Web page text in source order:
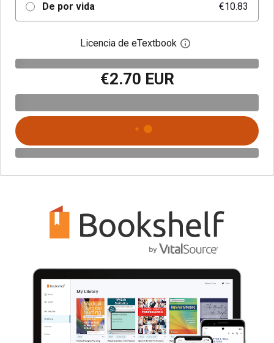
De por vida €10.83
Licencia de eTextbook Abre el cuadro de
€2.70 EUR